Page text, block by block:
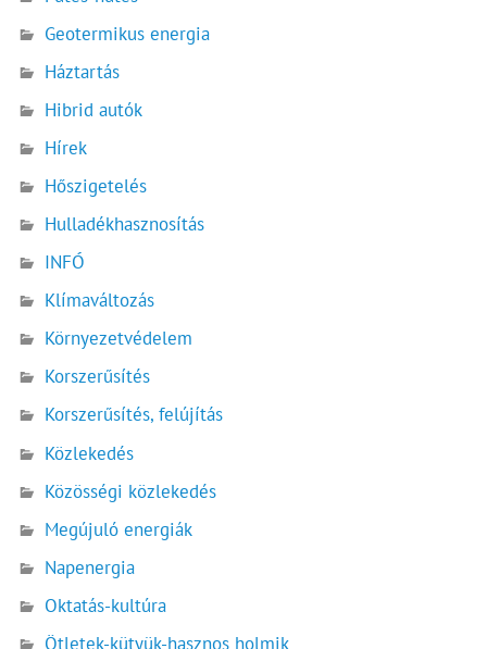
Geotermikus energia
Háztartás
Hibrid autók
Hírek
Hőszigetelés
Hulladékhasznosítás
INFÓ
Klímaváltozás
Környezetvédelem
Korszerűsítés
Korszerűsítés, felújítás
Közlekedés
Közösségi közlekedés
Megújuló energiák
Napenergia
Oktatás-kultúra
Ötletek-kütyük-hasznos holmik